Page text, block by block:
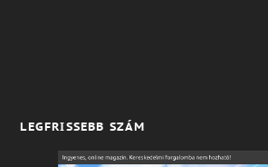
LEGFRISSEBB SZÁM